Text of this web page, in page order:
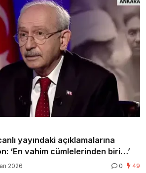
yayındaki açıklamalarına
‘En vahim cümlelerinden biri…’
2026 0 49